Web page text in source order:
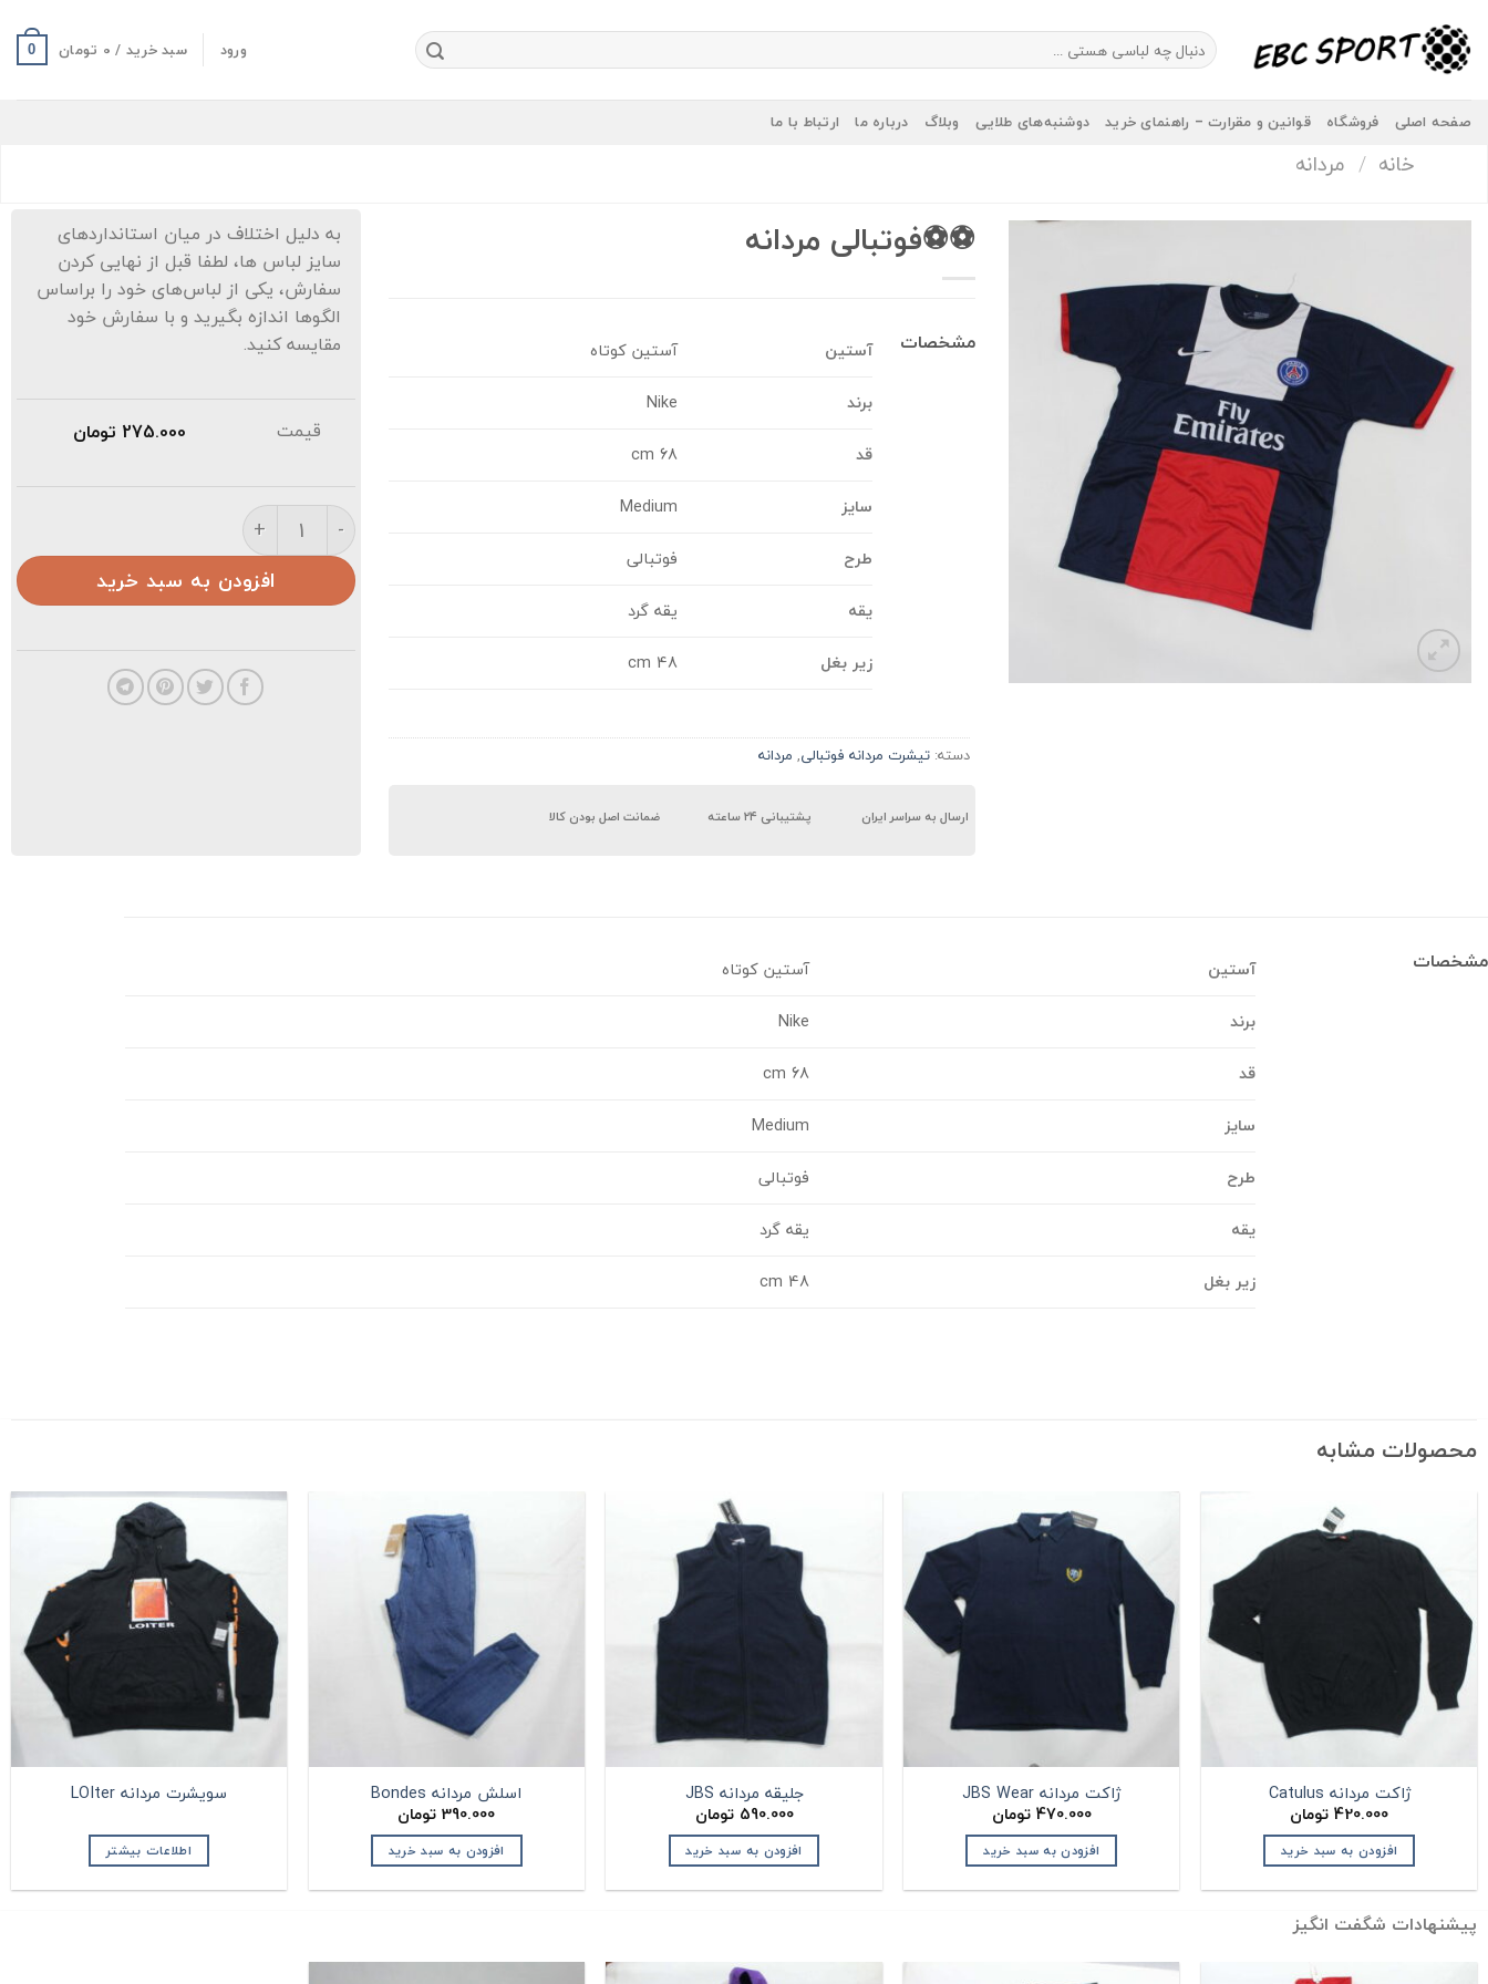
content
جستجو
برای:
ورود سبد خرید / 0 تومان 0
صفحه اصلی فروشگاه قوانین و مقرارت – راهنمای خرید دوشنبه‌های طلایی وبلاگ درباره ما ارتباط با ما
خانه / مردانه
⚽️⚽️فوتبالی مردانه
مشخصات آستین
آستین کوتاه
برند
Nike
قد
68 cm
سایز
Medium
طرح
فوتبالی
یقه
یقه گرد
زیر بغل
48 cm
دسته: تیشرت مردانه فوتبالی, مردانه
ارسال به سراسر ایران پشتیبانی ۲۴ ساعته ضمانت اصل بودن کالا
به دلیل اختلاف در میان استانداردهای
سایز لباس ها، لطفا قبل از نهایی کردن
سفارش، یکی از لباس‌های خود را براساس
الگوها اندازه بگیرید و با سفارش خود
مقایسه کنید.
قیمت 275.000 تومان
⚽️⚽️فوتبالی مردانه عدد
افزودن به سبد خرید
مشخصات آستین
آستین کوتاه
برند
Nike
قد
68 cm
سایز
Medium
طرح
فوتبالی
یقه
یقه گرد
زیر بغل
48 cm
محصولات مشابه
ژاکت مردانه Catulus
420.000 تومان
افزودن به سبد خرید
ژاکت مردانه JBS Wear
470.000 تومان
افزودن به سبد خرید
جلیقه مردانه JBS
590.000 تومان
افزودن به سبد خرید
اسلش مردانه Bondes
390.000 تومان
افزودن به سبد خرید
سویشرت مردانه LOIter
اطلاعات بیشتر
پیشنهادات شگفت انگیز